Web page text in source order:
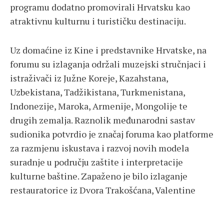
programu dodatno promovirali Hrvatsku kao
atraktivnu kulturnu i turističku destinaciju.
Uz domaćine iz Kine i predstavnike Hrvatske, na
forumu su izlaganja održali muzejski stručnjaci i
istraživači iz Južne Koreje, Kazahstana,
Uzbekistana, Tadžikistana, Turkmenistana,
Indonezije, Maroka, Armenije, Mongolije te
drugih zemalja. Raznolik međunarodni sastav
sudionika potvrdio je značaj foruma kao platforme
za razmjenu iskustava i razvoj novih modela
suradnje u području zaštite i interpretacije
kulturne baštine. Zapaženo je bilo izlaganje
restauratorice iz Dvora Trakošćana, Valentine